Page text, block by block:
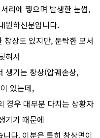
리에 찧으며 발생한 눈썹,
원하신분입니다.
상도 있지만, 둔탁한 모서
혀서
생기는 창상(압궤손상,
있는데,
경우 대부분 다치는 상황자
기기 때문에
다. 이분은 특히 창상면이